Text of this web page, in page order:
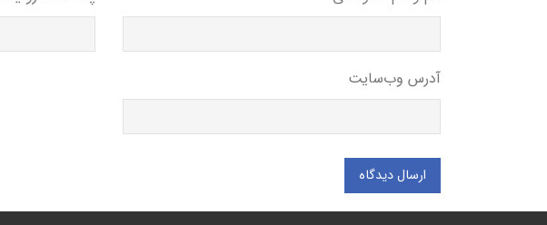
آدرس وب‌سایت
ارسال دیدگاه